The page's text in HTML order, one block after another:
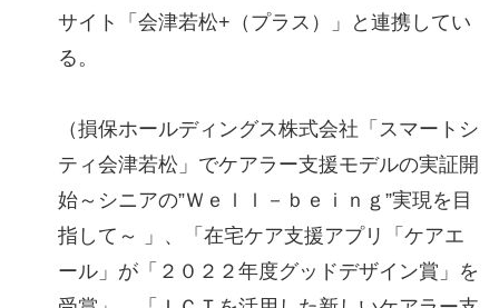
サイト「会津若松+（プラス）」と連携してい
る。
（損保ホールディングス株式会社「スマートシ
ティ会津若松」でケアラー支援モデルの実証開
始～シニアの”Ｗｅｌｌ－ｂｅｉｎｇ”実現を目
指して～ 」、「在宅ケア支援アプリ「ケアエ
ール」が「２０２２年度グッドデザイン賞」を